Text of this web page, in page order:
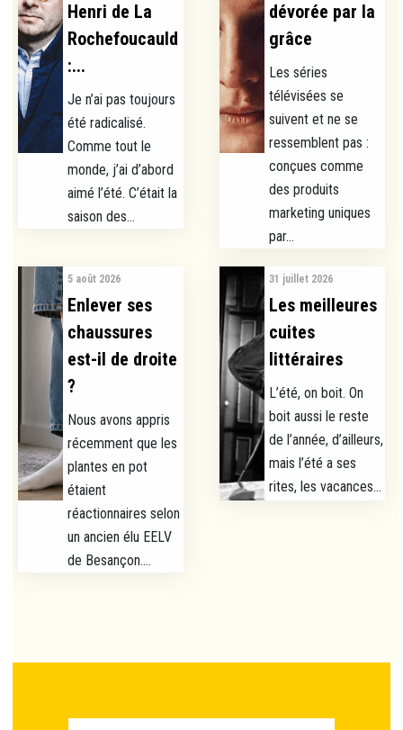
Henri de La
Rochefoucauld
:...
Je n’ai pas toujours
été radicalisé.
Comme tout le
monde, j’ai d’abord
aimé l’été. C’était la
saison des...
dévorée par la
grâce
Les séries
télévisées se
suivent et ne se
ressemblent pas :
conçues comme
des produits
marketing uniques
par...
5 août 2026
Enlever ses
chaussures
est-il de droite
?
Nous avons appris
récemment que les
plantes en pot
étaient
réactionnaires selon
un ancien élu EELV
de Besançon....
31 juillet 2026
Les meilleures
cuites
littéraires
L’été, on boit. On
boit aussi le reste
de l’année, d’ailleurs,
mais l’été a ses
rites, les vacances...